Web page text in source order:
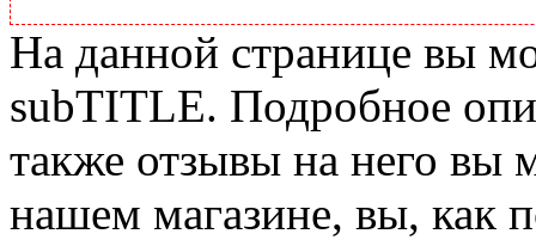
На данной странице вы
subTITLE. Подробное
также отзывы на него вы
нашем магазине, вы, как